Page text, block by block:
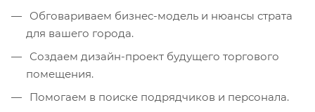
Обговариваем бизнес-модель и нюансы страта
для вашего города.
Создаем дизайн-проект будущего торгового
помещения.
Помогаем в поиске подрядчиков и персонала.